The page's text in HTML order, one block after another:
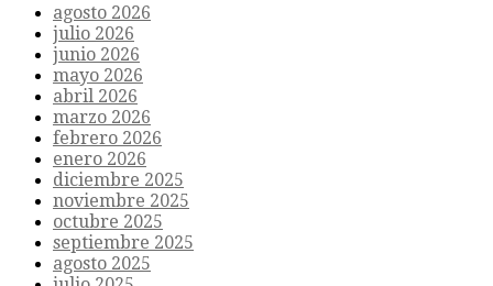
agosto 2026
julio 2026
junio 2026
mayo 2026
abril 2026
marzo 2026
febrero 2026
enero 2026
diciembre 2025
noviembre 2025
octubre 2025
septiembre 2025
agosto 2025